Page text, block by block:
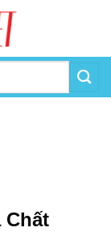
Chất